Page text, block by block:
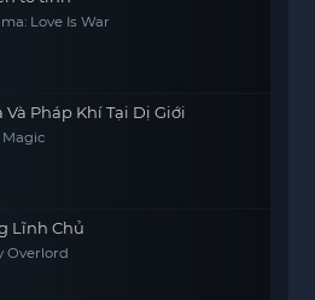
Love Is War
Và Pháp Khí Tại Dị Giới
Lĩnh Chủ
Overlord